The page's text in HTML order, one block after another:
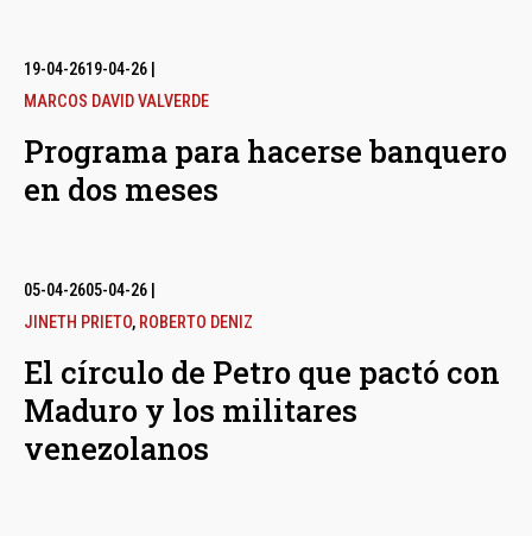
19-04-2619-04-26
MARCOS DAVID VALVERDE
Programa para hacerse banquero
en dos meses
05-04-2605-04-26
JINETH PRIETO, ROBERTO DENIZ
El círculo de Petro que pactó con
Maduro y los militares
venezolanos